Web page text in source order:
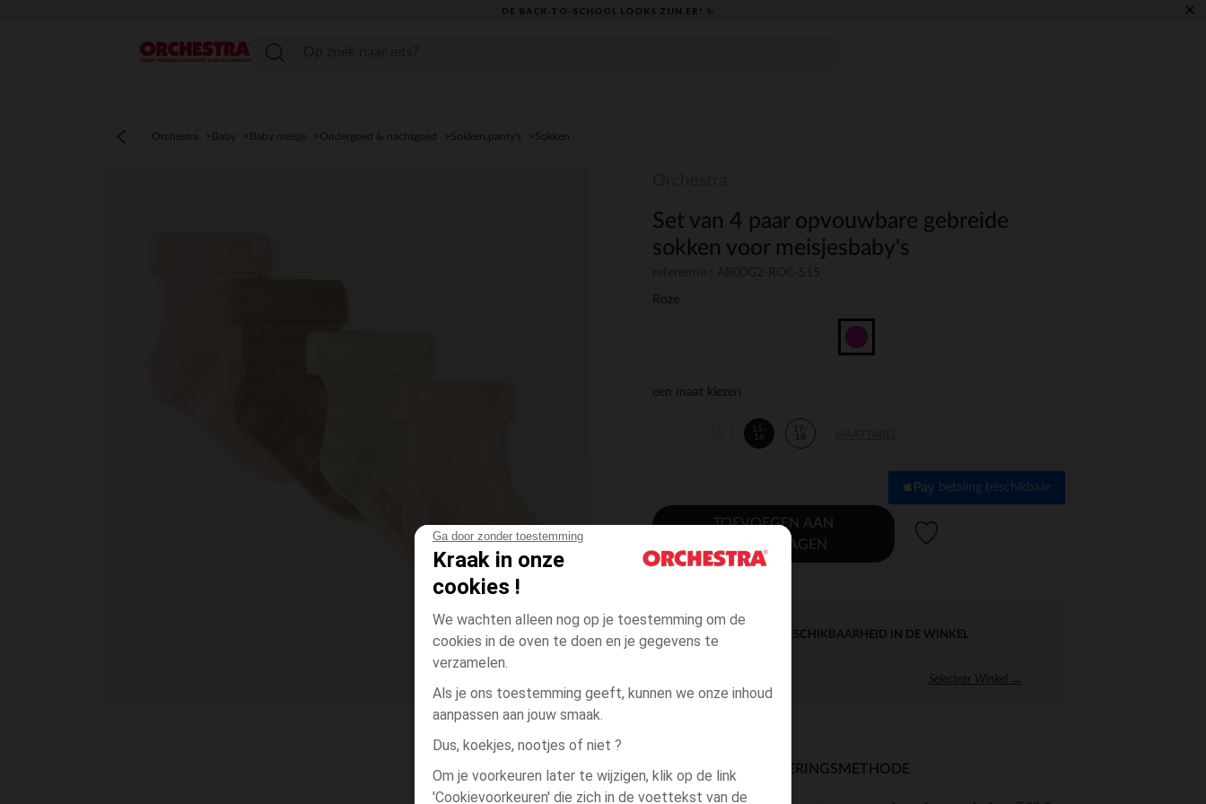
Ga door zonder toestemming
Kraak in onze
cookies !
We wachten alleen nog op je toestemming om de
cookies in de oven te doen en je gegevens te
verzamelen.
Als je ons toestemming geeft, kunnen we onze inhoud
aanpassen aan jouw smaak.
Dus, koekjes, nootjes of niet ?
Om je voorkeuren later te wijzigen, klik op de link
'Cookievoorkeuren' die zich in de voettekst van de
DE BACK-TO-SCHOOL LOOKS ZIJN ER! ✨ ×
menu
Orchestra Baby Baby meisje Ondergoed & nachtgoed Sokken,panty's Sokken
Set van 4 paar opvouwbare gebreide
sokken voor meisjesbaby's
Roze
een maat kiezen
15-
16
17-
18
betaling beschikbaar
TOEVOEGEN AAN
WINKELWAGEN
DIRECTE BESCHIKBAARHEID IN DE WINKEL
Selecteer Winkel →
BESCHIKBAARE LEVERINGSMETHODE